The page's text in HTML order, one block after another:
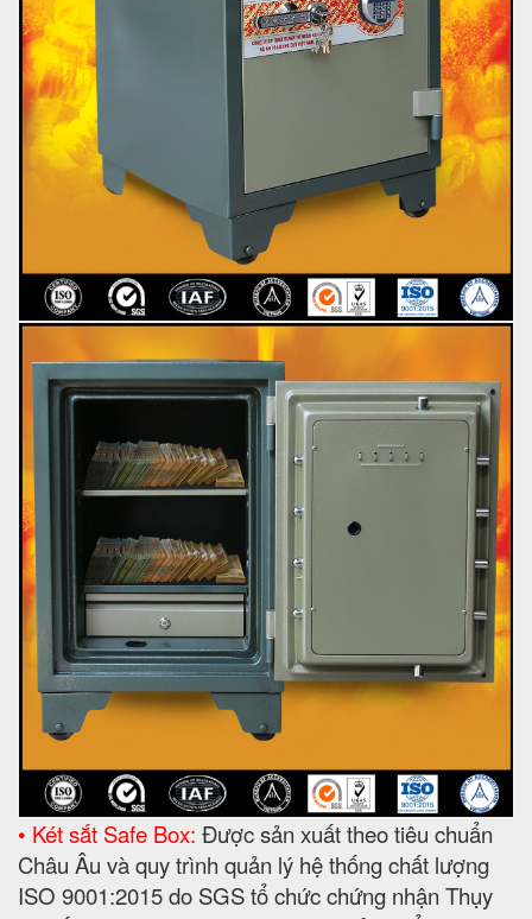
• Két sắt Safe Box: Được sản xuất theo tiêu chuẩn
Châu Âu và quy trình quản lý hệ thống chất lượng
ISO 9001:2015 do SGS tổ chức chứng nhận Thụy